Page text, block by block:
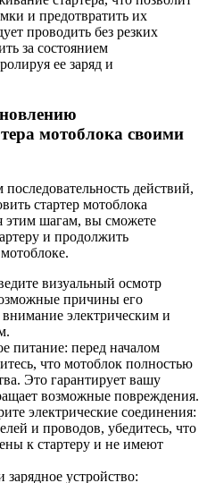
и предотвратить их
проводить без резких
за состоянием
ее заряд и
мотоблока своими
действий,
стартер мотоблока
этим шагам, вы сможете
и продолжить
визуальный осмотр
причины его
электрическим и
питание: перед началом
что мотоблок полностью
Это гарантирует вашу
возможные повреждения.
электрические соединения:
и проводов, убедитесь, что
к стартеру и не имеют
зарядное устройство: